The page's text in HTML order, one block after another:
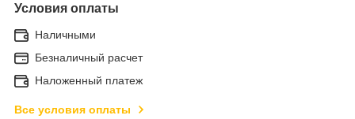
Условия оплаты
Наличными
Безналичный расчет
Наложенный платеж
Все условия оплаты